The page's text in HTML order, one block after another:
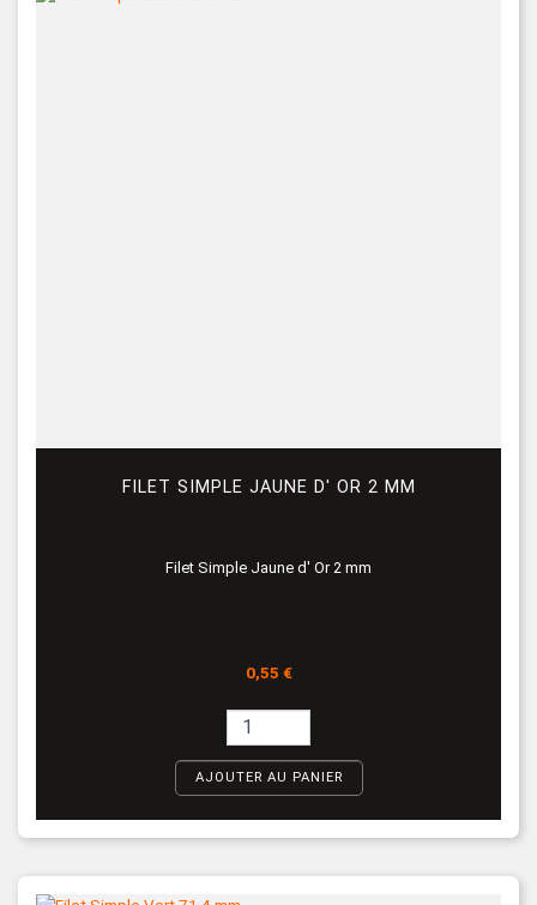
FILET SIMPLE JAUNE D' OR 2 MM
Filet Simple Jaune d' Or 2 mm
Prix
0,55 €
AJOUTER AU PANIER